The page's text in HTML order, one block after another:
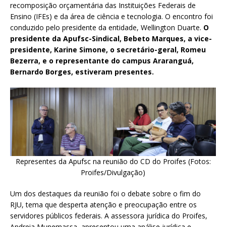
recomposição orçamentária das Instituições Federais de
Ensino (IFEs) e da área de ciência e tecnologia. O encontro foi
conduzido pelo presidente da entidade, Wellington Duarte. O
presidente da Apufsc-Sindical, Bebeto Marques, a vice-
presidente, Karine Simone, o secretário-geral, Romeu
Bezerra, e o representante do campus Araranguá,
Bernardo Borges, estiveram presentes.
Representes da Apufsc na reunião do CD do Proifes (Fotos:
Proifes/Divulgação)
Um dos destaques da reunião foi o debate sobre o fim do
RJU, tema que desperta atenção e preocupação entre os
servidores públicos federais. A assessora jurídica do Proifes,